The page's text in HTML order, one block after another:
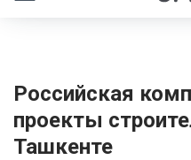
Российская
проекты
Ташкенте